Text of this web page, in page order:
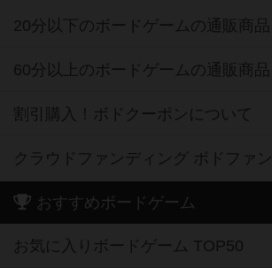
20分以下のボードゲームの通販商品
60分以上のボードゲームの通販商品
割引購入！ボドクーポンについて
クラウドファンディング ボドファン
おすすめボードゲーム
お気に入りボードゲーム TOP50